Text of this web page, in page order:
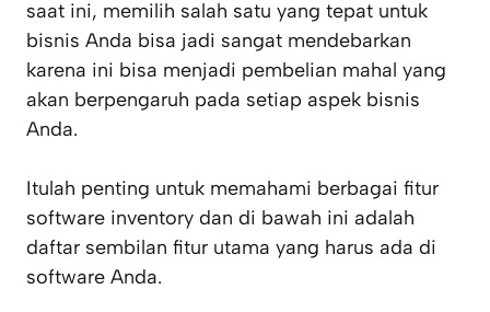
saat ini, memilih salah satu yang tepat untuk
bisnis Anda bisa jadi sangat mendebarkan
karena ini bisa menjadi pembelian mahal yang
akan berpengaruh pada setiap aspek bisnis
Anda.
Itulah penting untuk memahami berbagai fitur
software inventory dan di bawah ini adalah
daftar sembilan fitur utama yang harus ada di
software Anda.